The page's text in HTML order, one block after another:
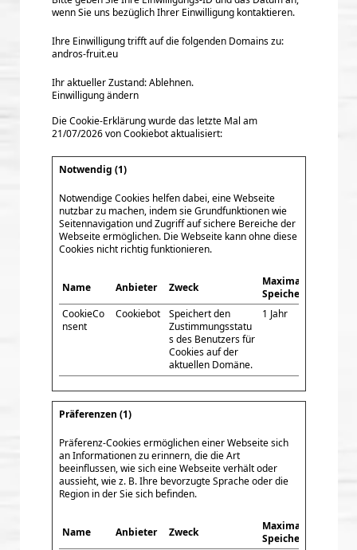
wenn Sie uns bezüglich Ihrer Einwilligung kontaktieren.
Ihre Einwilligung trifft auf die folgenden Domains zu:
andros-fruit.eu
Ihr aktueller Zustand: Ablehnen.
Einwilligung ändern
Die Cookie-Erklärung wurde das letzte Mal am
21/07/2026 vonCookiebotaktualisiert:
Notwendig (1)
Notwendige Cookies helfen dabei, eine Webseite
nutzbar zu machen, indem sie Grundfunktionen wie
Seitennavigation und Zugriff auf sichere Bereiche der
Webseite ermöglichen. Die Webseite kann ohne diese
Cookies nicht richtig funktionieren.
Name Anbieter Zweck
Maximale
Speicherdauer
CookieCo
nsent
Cookiebot
Speichert den
Zustimmungsstatu
s des Benutzers für
Cookies auf der
aktuellen Domäne.
1 Jahr
Präferenzen (1)
Präferenz-Cookies ermöglichen einer Webseite sich
an Informationen zu erinnern, die die Art
beeinflussen, wie sich eine Webseite verhält oder
aussieht, wie z. B. Ihre bevorzugte Sprache oder die
Region in der Sie sich befinden.
Name Anbieter Zweck
Maximale
Speicherdauer